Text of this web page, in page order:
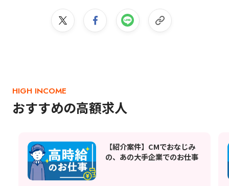
HIGH INCOME
おすすめの高額求人
【紹介案件】CMでおなじみ
の、あの大手企業でのお仕事